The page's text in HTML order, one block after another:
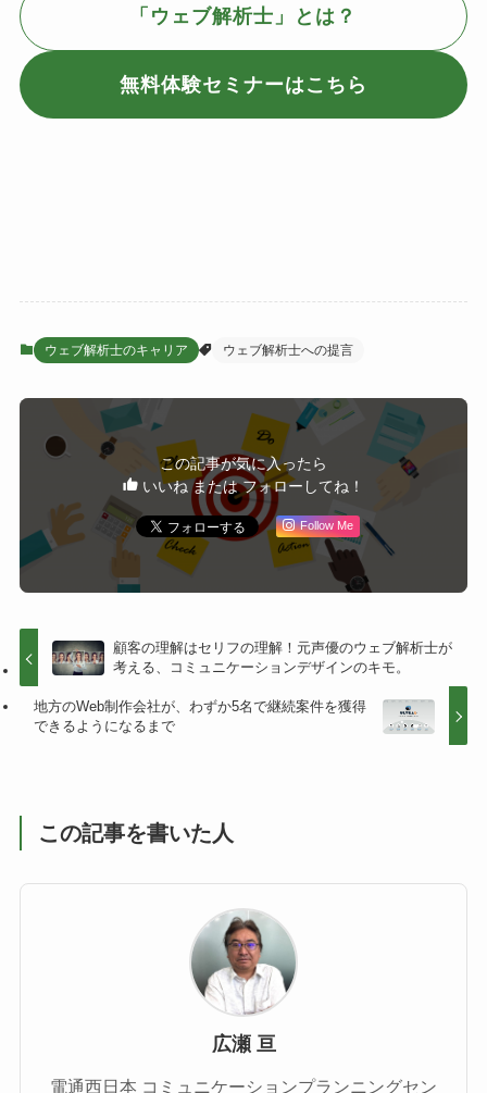
「ウェブ解析士」とは？
無料体験セミナーはこちら
ウェブ解析士のキャリア ウェブ解析士への提言
この記事が気に入ったら
いいね または フォローしてね！
Follow Me
顧客の理解はセリフの理解！元声優のウェブ解析士が
考える、コミュニケーションデザインのキモ。
地方のWeb制作会社が、わずか5名で継続案件を獲得
できるようになるまで
この記事を書いた人
広瀬 亘
電通西日本 コミュニケーションプランニングセン